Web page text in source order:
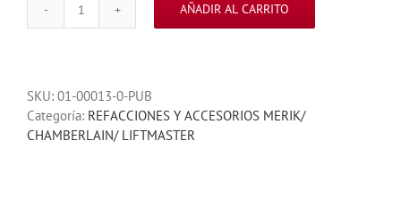
CATARINA
cantidad
AÑADIR AL CARRITO
SKU: 01-00013-0-PUB
Categoría: REFACCIONES Y ACCESORIOS MERIK/
CHAMBERLAIN/ LIFTMASTER